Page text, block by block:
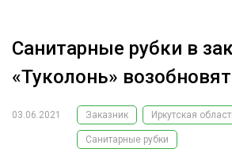
РЕКЛАМОДАТЕЛЯМ
ЛЕСНОЕ ХОЗЯЙСТВО
Санитарные рубки в
«Туколонь»
03.06.2021 Заказник Иркутская
Санитарные рубки